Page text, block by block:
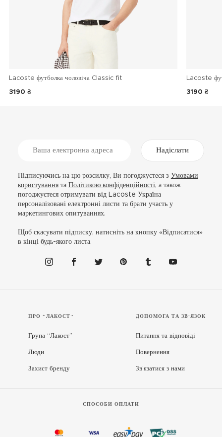
Lacoste футболка чоловіча Classic fit
3190 ₴
Lacoste
3190 ₴
Надіслати
Підписуючись на цю розсилку, Ви погоджуєтеся з Умовами
користуваннята Політикою конфіденційності, а також
погоджуєтеся отримувати від Lacoste Україна
персоналізовані електронні листи та брати участь у
маркетингових опитуваннях.
Щоб скасувати підписку, натисніть на кнопку «Відписатися»
в кінці будь-якого листа.
ПРО “ЛАКОСТ”
Група “Лакост”
Люди
Захист бренду
ДОПОМОГА ТА ЗВ'ЯЗОК
Питання та відповіді
Повернення
Зв’язатися з нами
СПОСОБИ ОПЛАТИ